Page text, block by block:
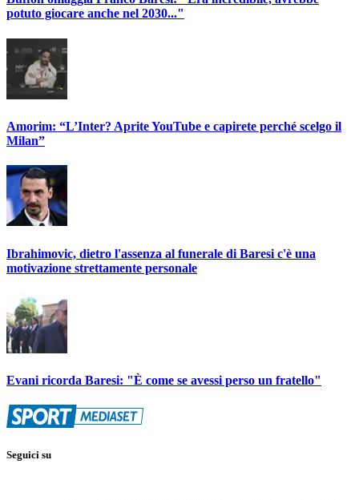
potuto giocare anche nel 2030..."
Amorim: “L’Inter? Aprite YouTube e capirete perché scelgo il
Milan”
Ibrahimovic, dietro l'assenza al funerale di Baresi c'è una
motivazione strettamente personale
Evani ricorda Baresi: "È come se avessi perso un fratello"
Seguici su